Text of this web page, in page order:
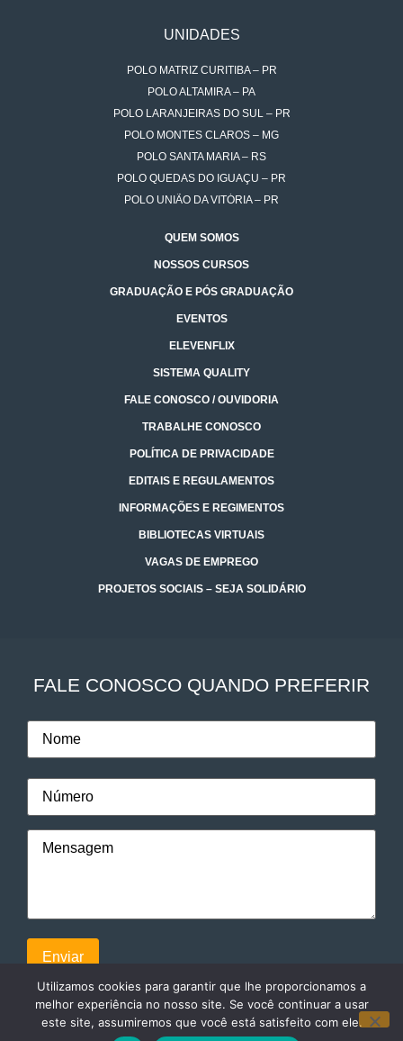
UNIDADES
POLO MATRIZ CURITIBA – PR
POLO ALTAMIRA – PA
POLO LARANJEIRAS DO SUL – PR
POLO MONTES CLAROS – MG
POLO SANTA MARIA – RS
POLO QUEDAS DO IGUAÇU – PR
POLO UNIÃO DA VITÓRIA – PR
QUEM SOMOS
NOSSOS CURSOS
GRADUAÇÃO E PÓS GRADUAÇÃO
EVENTOS
ELEVENFLIX
SISTEMA QUALITY
FALE CONOSCO / OUVIDORIA
TRABALHE CONOSCO
POLÍTICA DE PRIVACIDADE
EDITAIS E REGULAMENTOS
INFORMAÇÕES E REGIMENTOS
BIBLIOTECAS VIRTUAIS
VAGAS DE EMPREGO
PROJETOS SOCIAIS – SEJA SOLIDÁRIO
FALE CONOSCO QUANDO PREFERIR
Utilizamos cookies para garantir que lhe proporcionamos a
melhor experiência no nosso site. Se você continuar a usar
este site, assumiremos que você está satisfeito com ele.